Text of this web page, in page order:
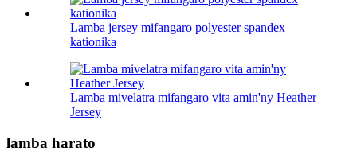
Lamba jersey mifangaro polyester spandex
kationika
Lamba mivelatra mifangaro vita amin'ny Heather
Jersey
lamba harato